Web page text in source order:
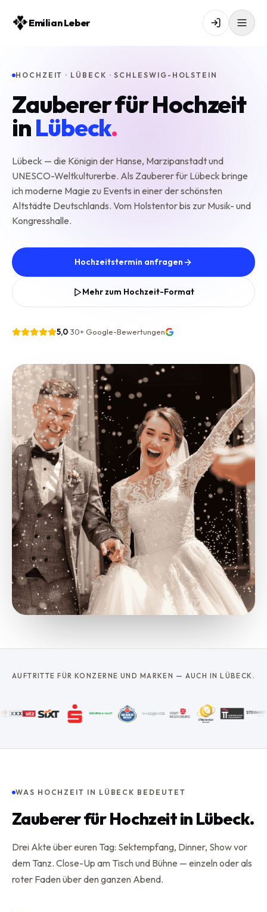
Emilian Leber
HOCHZEIT · LÜBECK · SCHLESWIG-HOLSTEIN
Zauberer für Hochzeit
inLübeck.
Lübeck — die Königin der Hanse, Marzipanstadt und
UNESCO-Weltkulturerbe. Als Zauberer für Lübeck bringe
ich moderne Magie zu Events in einer der schönsten
Altstädte Deutschlands. Vom Holstentor bis zur Musik- und
Kongresshalle.
Hochzeitstermin anfragen
Mehr zum Hochzeit-Format
5,0·30+Google-Bewertungen
AUFTRITTE FÜR KONZERNE UND MARKEN — AUCH IN LÜBECK.
WAS HOCHZEIT IN LÜBECK BEDEUTET
Zauberer für Hochzeit in Lübeck.
Drei Akte über euren Tag: Sektempfang, Dinner, Show vor
dem Tanz. Close-Up am Tisch und Bühne — einzeln oder als
roter Faden über den ganzen Abend.